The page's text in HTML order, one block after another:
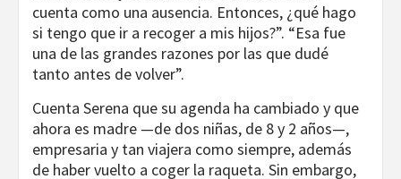
cuenta como una ausencia. Entonces, ¿qué hago
si tengo que ir a recoger a mis hijos?”. “Esa fue
una de las grandes razones por las que dudé
tanto antes de volver”.
Cuenta Serena que su agenda ha cambiado y que
ahora es madre —de dos niñas, de 8 y 2 años—,
empresaria y tan viajera como siempre, además
de haber vuelto a coger la raqueta. Sin embargo,